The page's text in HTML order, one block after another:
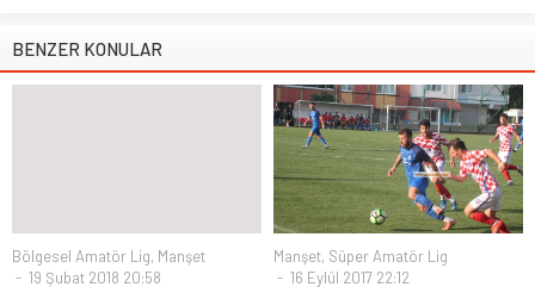
BENZER KONULAR
Bölgesel Amatör Lig, Manşet
19 Şubat 2018 20:58
Manşet, Süper Amatör Lig
16 Eylül 2017 22:12